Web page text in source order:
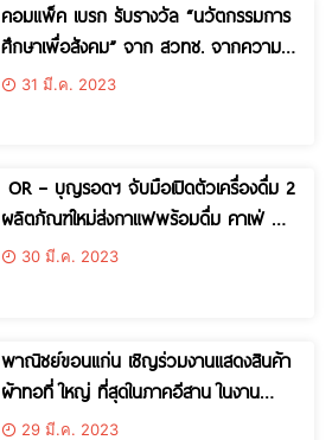
คอมแพ็ค เบรก รับรางวัล “นวัตกรรมการ
ศึกษาเพื่อสังคม” จาก สวทช. จากความ
ร่วมมือเปิดรับนศ.ร่วมงานและพัฒนา
31 มี.ค. 2023
OR – บุญรอดฯ จับมือเปิดตัวเครื่องดื่ม 2
ผลิตภัณฑ์ใหม่ส่งกาแฟพร้อมดื่ม คาเฟ่ อ
เมซอน และฮารุ โคลด์บรูว์ กรีนที พร้อม
30 มี.ค. 2023
พาณิชย์ขอนแก่น เชิญร่วมงานแสดงสินค้า
ผ้าทอที่ ใหญ่ ที่สุดในภาคอีสาน ในงาน
มหกรรมผ้าทออีสานสู่สากล : THAILAND
29 มี.ค. 2023